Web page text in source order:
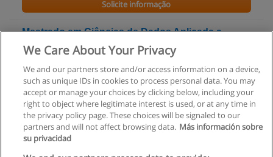
Solicite informação
Mestrado em Ciências de Dados Aplicada a
Sistemas de Informação Geográfica
Solicite informação
We Care About Your Privacy
We and our partners store and/or access information on a device,
such as unique IDs in cookies to process personal data. You may
accept or manage your choices by clicking below, including your
right to object where legitimate interest is used, or at any time in
the privacy policy page. These choices will be signaled to our
partners and will not affect browsing data. Más información sobre
su privacidad